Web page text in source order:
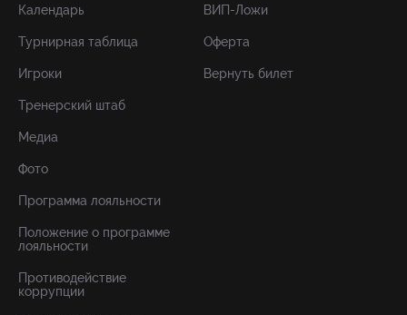
Календарь
Турнирная таблица
Игроки
Тренерский штаб
Медиа
Фото
Программа лояльности
Положение о программе
лояльности
Противодействие
коррупции
ВИП-Ложи
Оферта
Вернуть билет